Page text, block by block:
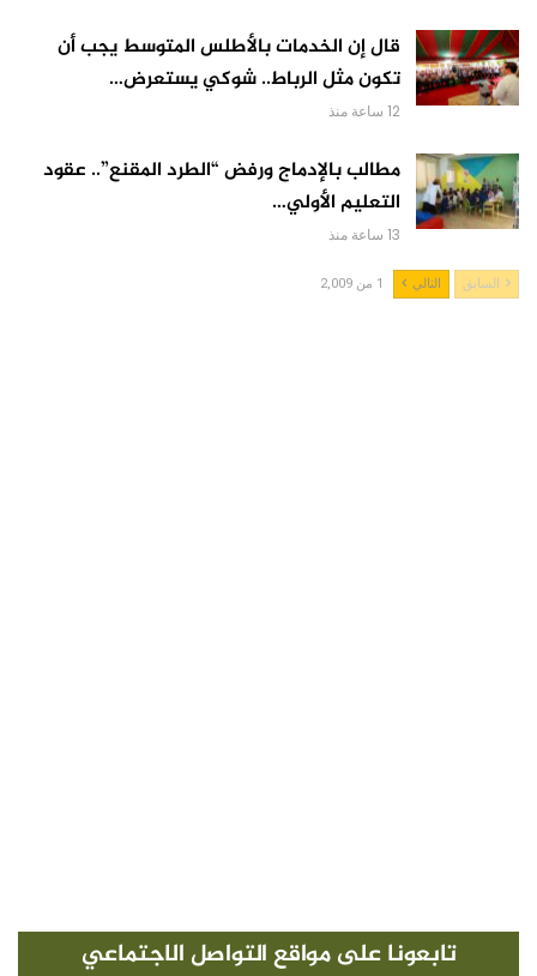
قال إن الخدمات بالأطلس المتوسط يجب أن
تكون مثل الرباط.. شوكي يستعرض…
12 ساعة منذ
مطالب بالإدماج ورفض “الطرد المقنع”.. عقود
التعليم الأولي…
13 ساعة منذ
السابق التالي 1 من 2,009
تابعونا على مواقع التواصل الاجتماعي